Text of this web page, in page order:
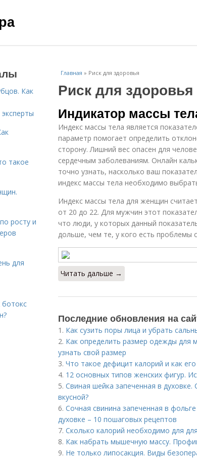
Главная » Риск для здоровья
Риск для здоровья
Индикатор массы
Индекс массы тела является
параметр помогает определить
сторону. Лишний вес опасен для
сердечным заболеваниям. Онлайн
точно узнать, насколько ваш
индекс массы тела необходимо
Индекс массы тела для женщин
от 20 до 22. Для мужчин этот
что люди, у которых данный
дольше, чем те, у кого есть проблемы
Читать дальше →
Последние обновления на
1. Как сузить поры лица и убрать
2. Как определить размер одежды
узнать свой размер
3. Что такое дефицит калорий и как
4. 12 основных типов женских фигур.
5. Свиная шейка запеченная в
вкусной?
6. Сочная свинина запеченная в
духовке – 10 пошаговых рецептов
7. Сколько калорий необходимо для
8. Как набрать мышечную массу.
9. Не только липосакция. Виды
Как
такое
росту и
для
ботокс